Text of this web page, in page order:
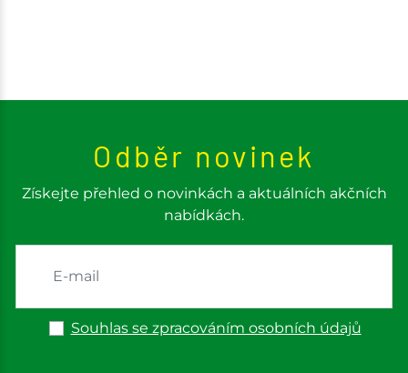
Odběr novinek
Získejte přehled o novinkách a aktuálních akčních
nabídkách.
Souhlas se zpracováním osobních údajů